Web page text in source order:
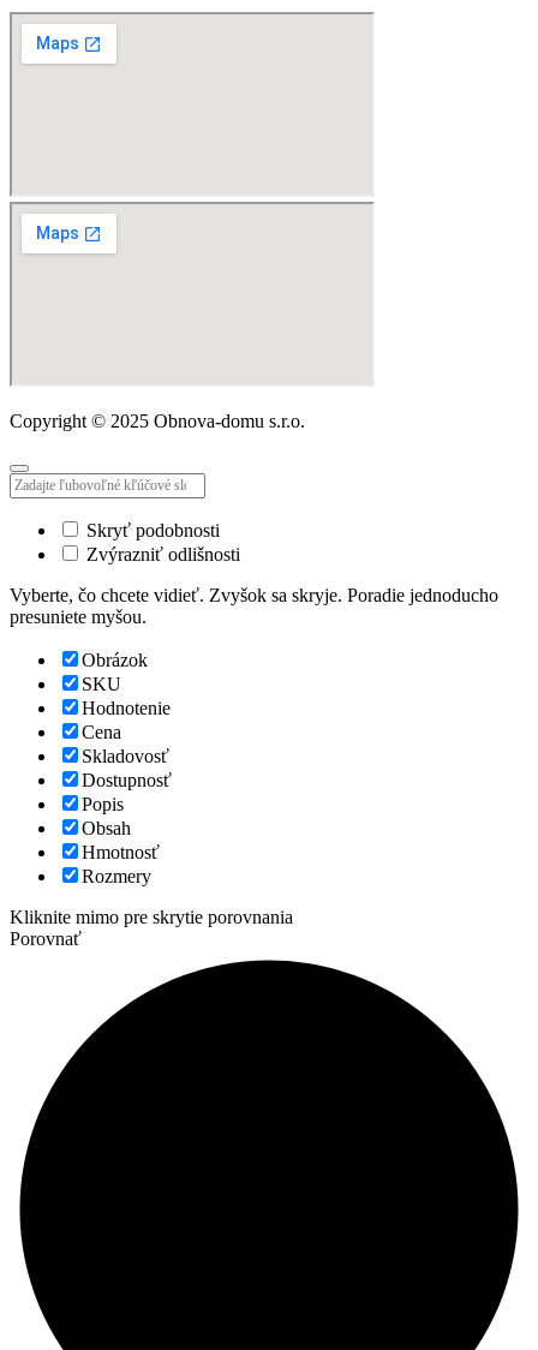
Copyright © 2025 Obnova-domu s.r.o.
Skryť podobnosti
Zvýrazniť odlišnosti
Vyberte, čo chcete vidieť. Zvyšok sa skryje. Poradie jednoducho
presuniete myšou.
Obrázok
SKU
Hodnotenie
Cena
Skladovosť
Dostupnosť
Popis
Obsah
Hmotnosť
Rozmery
Kliknite mimo pre skrytie porovnania
Porovnať